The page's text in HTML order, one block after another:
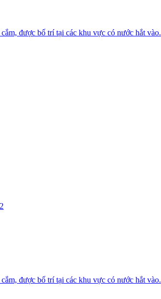
được bố trí tại các khu vực có nước hắt vào.
được bố trí tại các khu vực có nước hắt vào.